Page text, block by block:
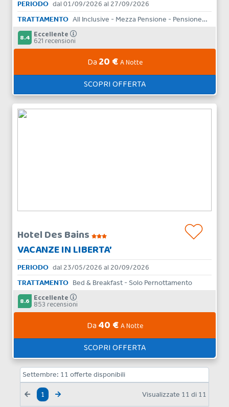
PERIODO dal 01/09/2026 al 27/09/2026
TRATTAMENTO
All Inclusive - Mezza Pensione - Pensione Completa - Bed & Breakfast - Solo Pernottamento
8.4 Eccellente
621 recensioni
Da 20 €A Notte
SCOPRI OFFERTA
Hotel Des Bains
VACANZE IN LIBERTA’
PERIODO dal 23/05/2026 al 20/09/2026
TRATTAMENTO Bed & Breakfast - Solo Pernottamento
8.6 Eccellente
853 recensioni
Da 40 €A Notte
SCOPRI OFFERTA
Settembre: 11 offerte disponibili
1 Visualizzate 11 di 11